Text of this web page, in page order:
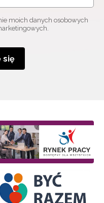
moich danych osobowych
się